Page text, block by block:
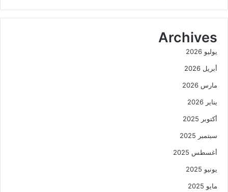
Archives
يوليو 2026
أبريل 2026
مارس 2026
يناير 2026
أكتوبر 2025
سبتمبر 2025
أغسطس 2025
يونيو 2025
مايو 2025